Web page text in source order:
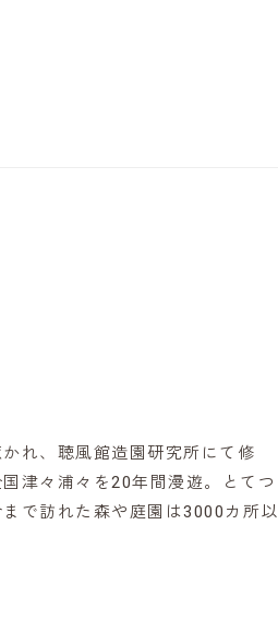
れ、聴風館造園研究所にて修
津々浦々を20年間漫遊。とてつ
で訪れた森や庭園は3000カ所以